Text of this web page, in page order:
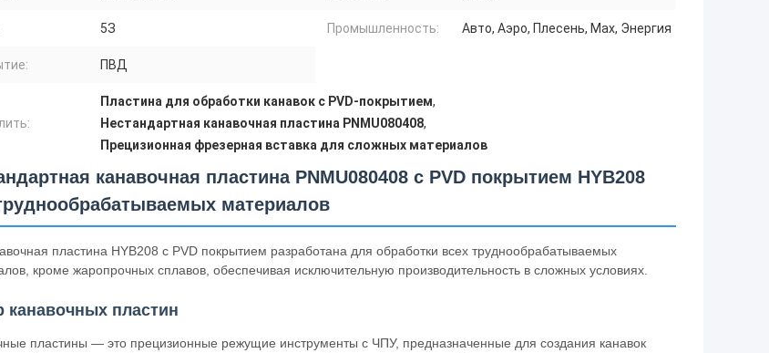
5З Промышленность: Авто, Аэро, Плесень, Мах, Энергия
ПВД
Пластина для обработки канавок с PVD-покрытием,
Нестандартная канавочная пластина PNMU080408,
Прецизионная фрезерная вставка для сложных материалов
канавочная пластина PNMU080408 с PVD покрытием HYB208
материалов
пластина HYB208 с PVD покрытием разработана для обработки всех труднообрабатываемых
кроме жаропрочных сплавов, обеспечивая исключительную производительность в сложных условиях.
канавочных пластин
пластины — это прецизионные режущие инструменты с ЧПУ, предназначенные для создания канавок